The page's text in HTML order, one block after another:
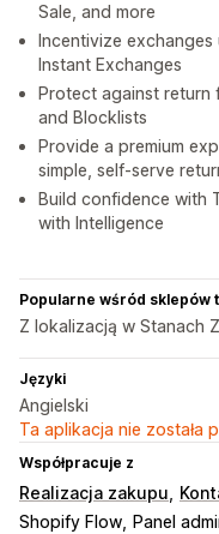
Sale, and more
Incentivize
Instant Exchanges
Protect against return
and Blocklists
Provide a premium
simple, self-serve
Build confidence with
with Intelligence
Popularne wśród sklepów
Z lokalizacją w Stanach
Języki
Angielski
Ta aplikacja nie została
Współpracuje z
Realizacja zakupu
Shopify Flow
Panel